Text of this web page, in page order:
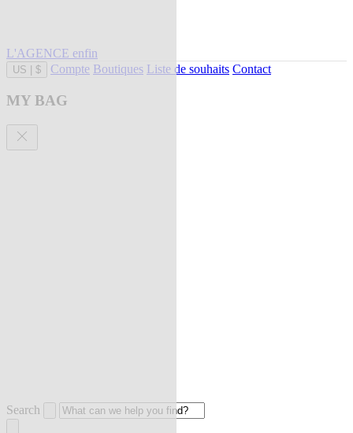
L'AGENCE enfin
US $ Compte Boutiques Liste de souhaits Contact
MY BAG
Search